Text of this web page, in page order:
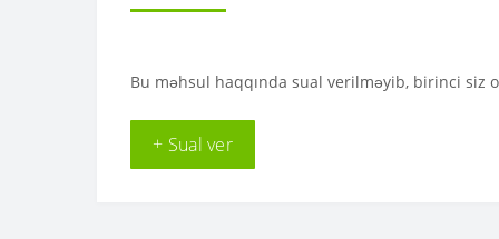
Bu məhsul haqqında sual verilməyib, birinci siz
+ Sual ver